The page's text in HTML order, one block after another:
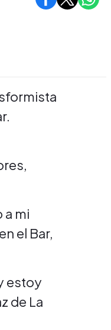
a mi
el Bar,
estoy
de La